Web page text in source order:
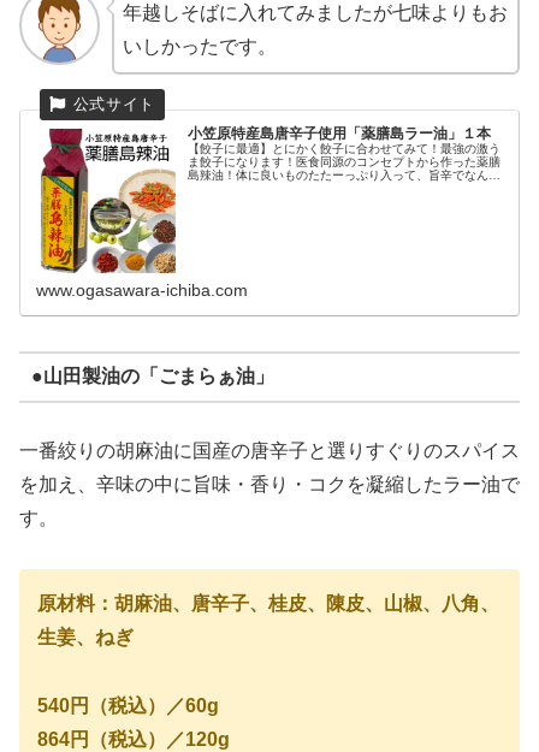
年越しそばに入れてみましたが七味よりもお
いしかったです。
小笠原特産島唐辛子使用「薬膳島ラー油」１本
【餃子に最適】とにかく餃子に合わせてみて！最強の激う
ま餃子になります！医食同源のコンセプトから作った薬膳
島辣油！体に良いものたたーっぷり入って、旨辛でなんで
www.ogasawara-ichiba.com
●山田製油の「ごまらぁ油」
一番絞りの胡麻油に国産の唐辛子と選りすぐりのスパイス
を加え、辛味の中に旨味・香り・コクを凝縮したラー油で
す。
原材料：胡麻油、唐辛子、桂皮、陳皮、山椒、八角、
生姜、ねぎ
540円（税込）／60g
864円（税込）／120g